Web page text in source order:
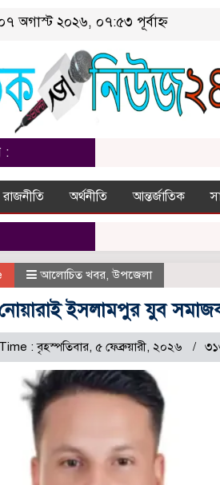
অগাস্ট ২০২৬, ০৭:৫৩ পূর্বাহ্ন
:
রাজনীতি অর্থনীতি আন্তর্জাতিক
আলোচিত খবর,উপজেলা
ইসলামপুর যুব
: বৃহস্পতিবার, ৫ ফেব্রুয়ারী, ২০২৬